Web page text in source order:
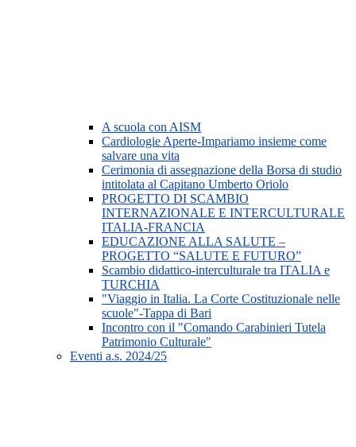
A scuola con AISM
Cardiologie Aperte-Impariamo insieme come
salvare una vita
Cerimonia di assegnazione della Borsa di studio
intitolata al Capitano Umberto Oriolo
PROGETTO DI SCAMBIO
INTERNAZIONALE E INTERCULTURALE
ITALIA-FRANCIA
EDUCAZIONE ALLA SALUTE –
PROGETTO “SALUTE E FUTURO”
Scambio didattico-interculturale tra ITALIA e
TURCHIA
"Viaggio in Italia. La Corte Costituzionale nelle
scuole"-Tappa di Bari
Incontro con il "Comando Carabinieri Tutela
Patrimonio Culturale"
Eventi a.s. 2024/25